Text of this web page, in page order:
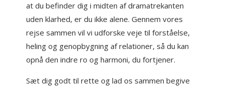
at du befinder dig i midten af dramatrekanten
uden klarhed, er du ikke alene. Gennem vores
rejse sammen vil vi udforske veje til forståelse,
heling og genopbygning af relationer, så du kan
opnå den indre ro og harmoni, du fortjener.
Sæt dig godt til rette og lad os sammen begive